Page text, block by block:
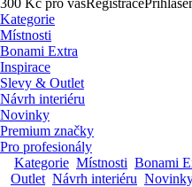
300 Kč pro vásRegistrace
Kategorie
Místnosti
Bonami Extra
Inspirace
Slevy & Outlet
Návrh interiéru
Novinky
Premium značky
Pro profesionály
Kategorie Místnosti Bonami
Outlet Návrh interiéru